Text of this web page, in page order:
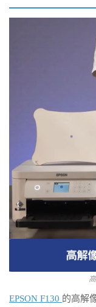
EPSON F130 的高解